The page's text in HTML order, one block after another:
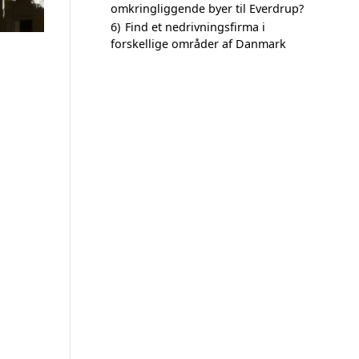
omkringliggende byer til Everdrup?
6) Find et nedrivningsfirma i
forskellige områder af Danmark